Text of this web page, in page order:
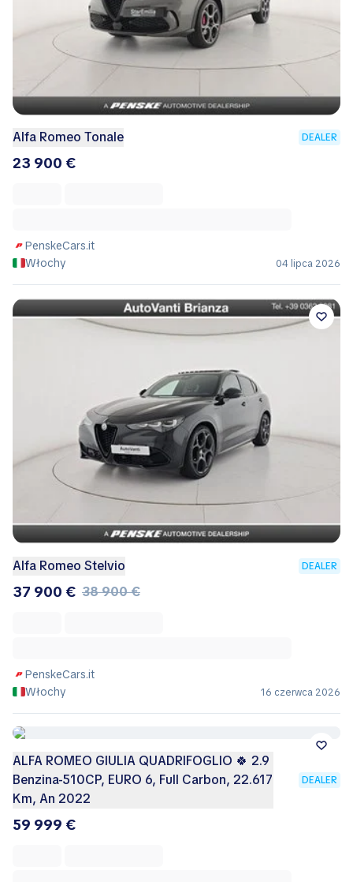
Alfa Romeo Tonale DEALER
23 900 €
PenskeCars.it
Włochy
04 lipca 2026
Alfa Romeo Stelvio DEALER
37 900 € 38 900 €
PenskeCars.it
Włochy
16 czerwca 2026
ALFA ROMEO GIULIA QUADRIFOGLIO 🍀 2.9
Benzina-510CP, EURO 6, Full Carbon, 22.617
Km, An 2022
DEALER
59 999 €